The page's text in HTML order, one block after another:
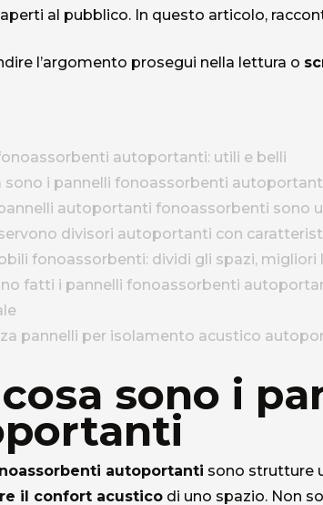
al pubblico. In questo articolo,
l’argomento prosegui nella lettura o
autoportanti: utili e belli
sono i pannelli fonoassorbenti
autoportanti fonoassorbenti sono
divisori autoportanti con
fonoassorbenti: dividi gli spazi, migliori
fatti i pannelli fonoassorbenti
pannelli per isolamento acustico
sono i
autoportanti sono strutture
il confort acustico di uno spazio. Non